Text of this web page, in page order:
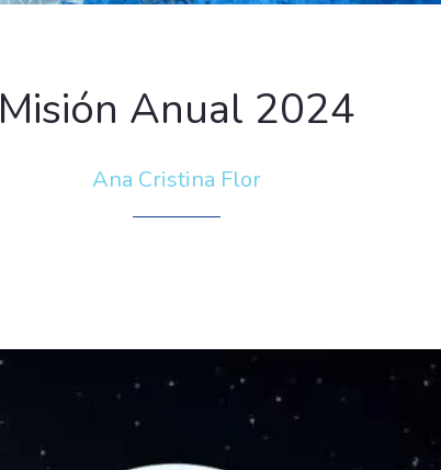
Misión Anual 2024
Ana Cristina Flor